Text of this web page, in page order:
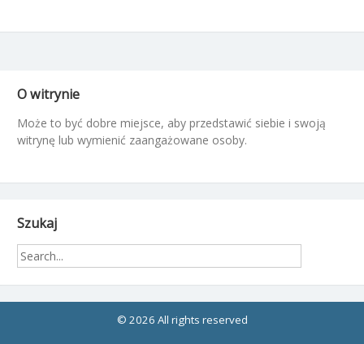
O witrynie
Może to być dobre miejsce, aby przedstawić siebie i swoją
witrynę lub wymienić zaangażowane osoby.
Szukaj
© 2026 All rights reserved